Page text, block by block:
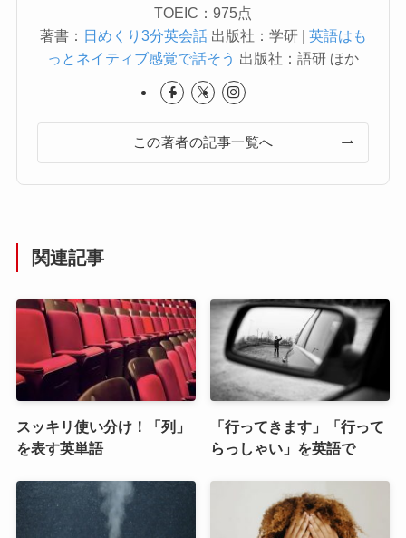
TOEIC：975点
著書： 日めくり3分英会話出版社：学研 | 英語はも
っとネイティブ感覚で話そう 出版社：語研 ほか
この著者の記事一覧へ
関連記事
スッキリ使い分け！「列」
を表す英単語
「行ってきます」「行って
らっしゃい」を英語で